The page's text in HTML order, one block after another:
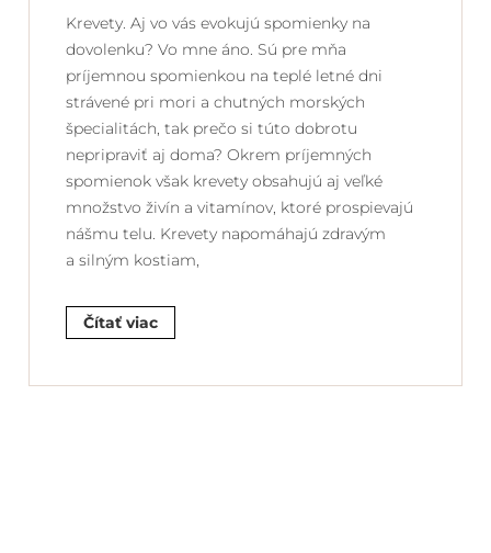
Krevety. Aj vo vás evokujú spomienky na
dovolenku? Vo mne áno. Sú pre mňa
príjemnou spomienkou na teplé letné dni
strávené pri mori a chutných morských
špecialitách, tak prečo si túto dobrotu
nepripraviť aj doma? Okrem príjemných
spomienok však krevety obsahujú aj veľké
množstvo živín a vitamínov, ktoré prospievajú
nášmu telu. Krevety napomáhajú zdravým
a silným kostiam,
Čítať viac